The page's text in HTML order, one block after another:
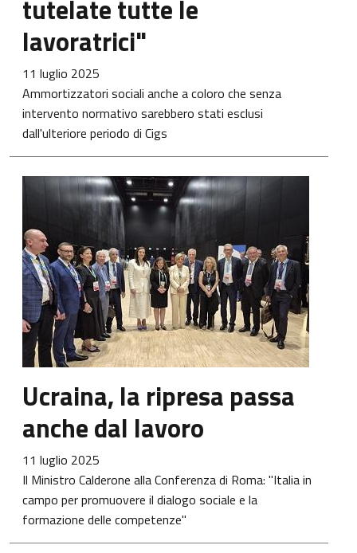
tutelate tutte le
lavoratrici"
11 luglio 2025
Ammortizzatori sociali anche a coloro che senza
intervento normativo sarebbero stati esclusi
dall'ulteriore periodo di Cigs
Ucraina, la ripresa passa
anche dal lavoro
11 luglio 2025
Il Ministro Calderone alla Conferenza di Roma: "Italia in
campo per promuovere il dialogo sociale e la
formazione delle competenze"